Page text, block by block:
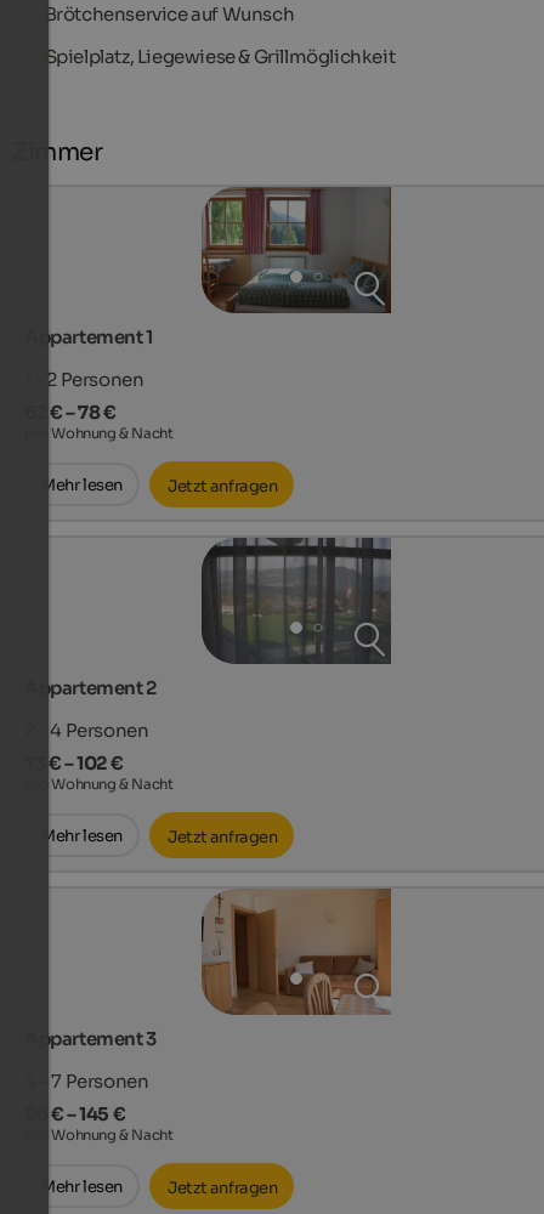
Brötchenservice auf Wunsch
Spielplatz, Liegewiese & Grillmöglichkeit
Zimmer
Appartement 1
1 - 2 Personen
62 € – 78 €
pro Wohnung & Nacht
Mehr lesen Jetzt anfragen
Appartement 2
2 - 4 Personen
73 € – 102 €
pro Wohnung & Nacht
Mehr lesen Jetzt anfragen
Appartement 3
4 - 7 Personen
96 € – 145 €
pro Wohnung & Nacht
Mehr lesen Jetzt anfragen